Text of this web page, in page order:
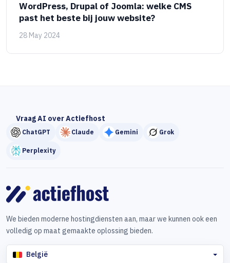
WordPress, Drupal of Joomla: welke CMS
past het beste bij jouw website?
28 May 2024
Vraag AI over Actiefhost
ChatGPT Claude Gemini Grok
Perplexity
We bieden moderne hostingdiensten aan, maar we kunnen ook een
volledig op maat gemaakte oplossing bieden.
België